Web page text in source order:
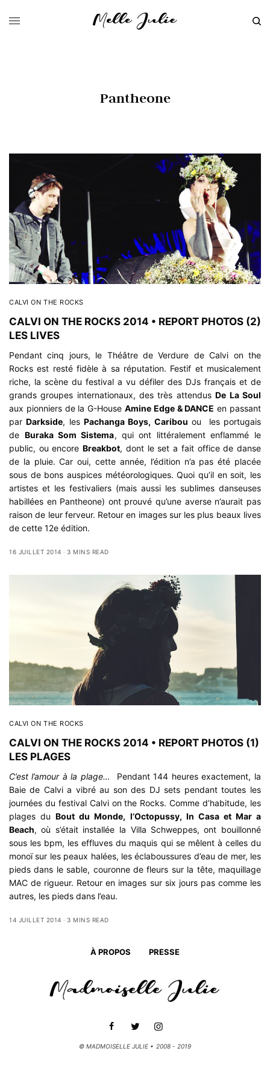
Pantheone
CALVI ON THE ROCKS
CALVI ON THE ROCKS 2014 • REPORT PHOTOS (2)
LES LIVES
Pendant cinq jours, le Théâtre de Verdure de Calvi on the
Rocks est resté fidèle à sa réputation. Festif et musicalement
riche, la scène du festival a vu défiler des DJs français et de
grands groupes internationaux, des très attendusDe La Soul
aux pionniers de la G-House Amine Edge & DANCE en passant
parDarkside, lesPachanga Boys, Caribou ou les portugais
de Buraka Som Sistema, qui ont littéralement enflammé le
public, ou encoreBreakbot, dont le set a fait office de danse
de la pluie. Car oui, cette année, l’édition n’a pas été placée
sous de bons auspices météorologiques. Quoi qu’il en soit, les
artistes et les festivaliers (mais aussi les sublimes danseuses
habillées en Pantheone) ont prouvé qu’une averse n’aurait pas
raison de leur ferveur. Retour en images sur les plus beaux lives
de cette 12e édition.
16 JUILLET 2014 3 MINS READ
CALVI ON THE ROCKS
CALVI ON THE ROCKS 2014 • REPORT PHOTOS (1)
LES PLAGES
C’est l’amour à la plage…
Pendant 144 heures exactement, la
Baie de Calvi a vibré au son des DJ sets pendant toutes les
journées du festival Calvi on the Rocks. Comme d’habitude, les
plages duBout du Monde, l’Octopussy, In Casaet Mar a
Beach, où s’était installée la Villa Schweppes, ont bouillonné
sous les bpm, les effluves du maquis qui se mêlent à celles du
monoï sur les peaux halées, les éclaboussures d’eau de mer, les
pieds dans le sable, couronne de fleurs sur la tête, maquillage
MAC de rigueur. Retour en images sur six jours pas comme les
autres, les pieds dans l’eau.
14 JUILLET 2014 3 MINS READ
À PROPOS PRESSE
© MADMOISELLE JULIE • 2008 - 2019